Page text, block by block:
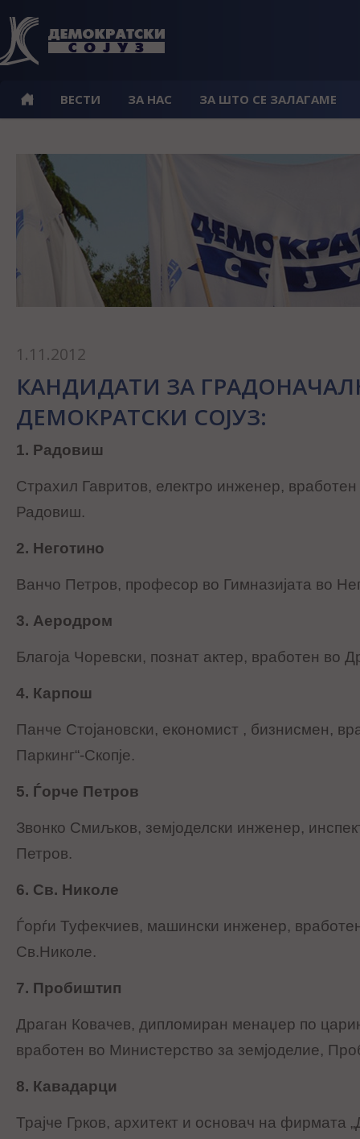
ВЕСТИ ЗА НАС ЗА ШТО СЕ ЗАЛАГАМЕ
1.11.2012
КАНДИДАТИ ЗА
ДЕМОКРАТСКИ СОЈУЗ:
1. Радовиш
Страхил Гавритов, електро инженер,
Радовиш.
2. Неготино
Ванчо Петров, професор во Гимназијата во
3. Аеродром
Благоја Чоревски, познат актер, вработен во
4. Карпош
Панче Стојановски, економист , бизнисмен,
Паркинг“-Скопје.
5. Ѓорче Петров
Звонко Смиљков, земјоделски инженер,
Петров.
6. Св. Николе
Ѓорѓи Туфекчиев, машински инженер,
Св.Николе.
7. Пробиштип
Драган Ковачев, дипломиран менаџер по
вработен во Министерство за земјоделие,
8. Кавадарци
Трајче Грков, архитект и основач на фирмата